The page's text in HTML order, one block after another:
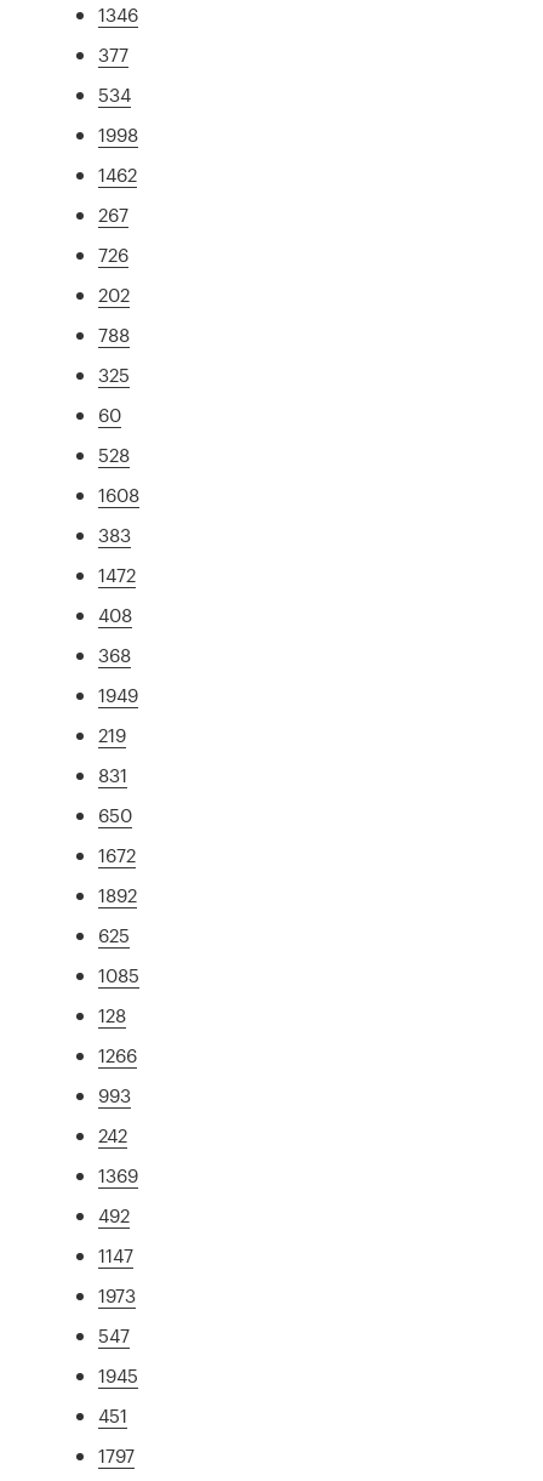
1346
377
534
1998
1462
267
726
202
788
325
60
528
1608
383
1472
408
368
1949
219
831
650
1672
1892
625
1085
128
1266
993
242
1369
492
1147
1973
547
1945
451
1797